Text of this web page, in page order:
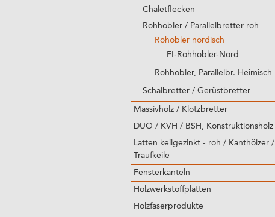
Chaletflecken
Rohhobler / Parallelbretter roh
Rohobler nordisch
FI-Rohhobler-Nord
Rohhobler, Parallelbr. Heimisch
Schalbretter / Gerüstbretter
Massivholz / Klotzbretter
DUO / KVH / BSH, Konstruktionsholz
Latten keilgezinkt - roh / Kanthölzer /
Traufkeile
Fensterkanteln
Holzwerkstoffplatten
Holzfaserprodukte